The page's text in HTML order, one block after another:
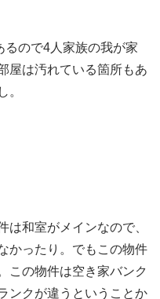
るので4人家族の我が家
屋は汚れている箇所もあ
。
は和室がメインなので、
かったり。でもこの物件
この物件は空き家バンク
ンクが違うということか